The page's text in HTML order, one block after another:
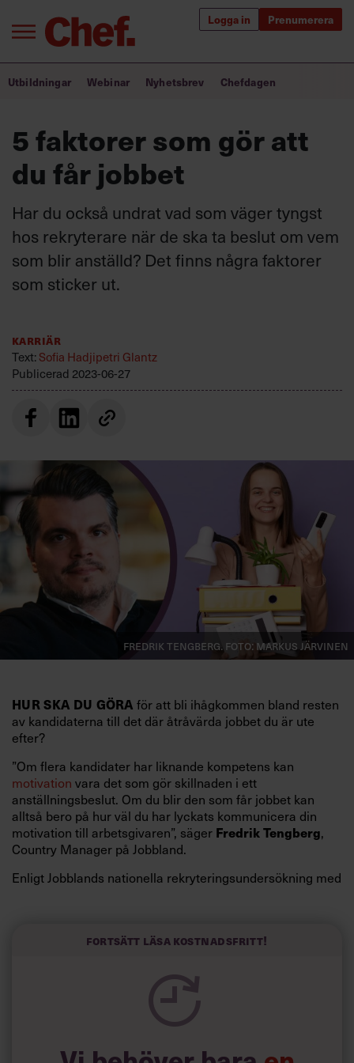
Logga in Prenumerera
Logga in
Prenumerera
Annonsera
Kundservice
Villkor och policy för
personuppgiftsbehandling
Bra ledare förändrar världen
Utbildning för ledare
Chefakademin+
Populära utbildningar
Utbildningar Webinar Nyhetsbrev Chefdagen
5 faktorer som gör att
du får jobbet
Har du också undrat vad som väger tyngst
hos rekryterare när de ska ta beslut om vem
som blir anställd? Det finns några faktorer
som sticker ut.
Karriär
Text: Sofia Hadjipetri Glantz
Publicerad 2023-06-27
Fredrik Tengberg. Foto: Markus Järvinen
HUR SKA DU GÖRAför att bli ihågkommen bland resten
av kandidaterna till det där åtråvärda jobbet du är ute
efter?
”Om flera kandidater har liknande kompetens kan
motivation vara det som gör skillnaden i ett
anställningsbeslut. Om du blir den som får jobbet kan
alltså bero på hur väl du har lyckats kommunicera din
motivation till arbetsgivaren”, säger Fredrik Tengberg,
Country Manager på Jobbland.
Enligt Jobblands nationella rekryteringsundersökning med
Här är 5 faktorer som rekryterare går
Att du är motiverad.
Rekryterare vill försäkra sig
Fortsätt läsa kostnadsfritt!